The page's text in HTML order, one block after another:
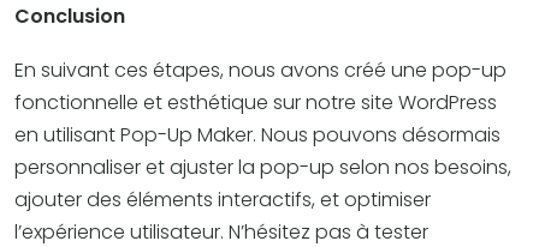
Conclusion
En suivant ces étapes, nous avons créé une pop-up
fonctionnelle et esthétique sur notre site WordPress
en utilisant Pop-Up Maker. Nous pouvons désormais
personnaliser et ajuster la pop-up selon nos besoins,
ajouter des éléments interactifs, et optimiser
l’expérience utilisateur. N’hésitez pas à tester